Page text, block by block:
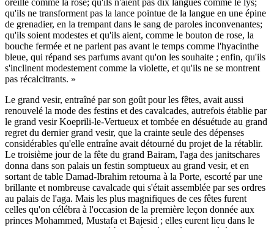
oreille comme la rose; qu'ils n'aient pas dix langues comme le lys;
qu'ils ne transforment pas la lance pointue de la langue en une épine
de grenadier, en la trempant dans le sang de paroles inconvenantes;
qu'ils soient modestes et qu'ils aient, comme le bouton de rose, la
bouche fermée et ne parlent pas avant le temps comme l'hyacinthe
bleue, qui répand ses parfums avant qu'on les souhaite ; enfin, qu'ils
s'inclinent modestement comme la violette, et qu'ils ne se montrent
pas récalcitrants. »
Le grand vesir, entraîné par son goût pour les fêtes, avait aussi
renouvelé la mode des festins et des cavalcades, autrefois établie par
le grand vesir Koeprili-le-Vertueux et tombée en désuétude au grand
regret du dernier grand vesir, que la crainte seule des dépenses
considérables qu'elle entraîne avait détourné du projet de la rétablir.
Le troisième jour de la fête du grand Bairam, l'aga des janitschares
donna dans son palais un festin somptueux au grand vesir, et en
sortant de table Damad-Ibrahim retourna à la Porte, escorté par une
brillante et nombreuse cavalcade qui s'était assemblée par ses ordres
au palais de l'aga. Mais les plus magnifiques de ces fêtes furent
celles qu'on célébra à l'occasion de la première leçon donnée aux
princes Mohammed, Mustafa et Bajesid ; elles eurent lieu dans le